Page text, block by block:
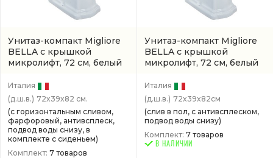
Унитаз-компакт Migliore
BELLA с крышкой
микролифт, 72 см, белый
Италия
(д.ш.в.) 72x39x82 см.
(с горизонтальным сливом,
фарфоровый, антивсплеск,
подвод воды снизу, в
комплекте с сиденьем)
Комплект: 7 товаров
Унитаз-компакт Migliore
BELLA с крышкой
микролифт, 72 см, белый
Италия
(д.ш.в.) 72x39x82см
(слив в пол, с антивсплеском,
подвод воды снизу)
Комплект: 7 товаров
В НАЛИЧИИ